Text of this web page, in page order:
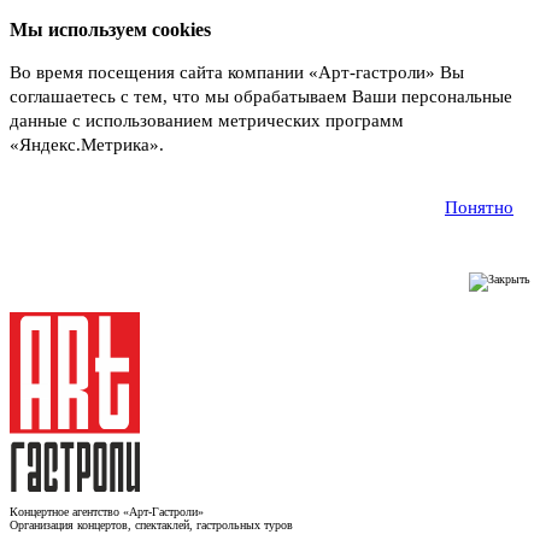
Мы используем cookies
Во время посещения сайта компании «Арт-гастроли» Вы
соглашаетесь с тем, что мы обрабатываем Ваши персональные
данные с использованием метрических программ
«Яндекс.Метрика».
Понятно
Концертное агентство «Арт-Гастроли»
Организация концертов, спектаклей, гастрольных туров